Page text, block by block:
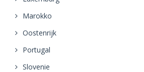
Marokko
Oostenrijk
Portugal
Slovenie